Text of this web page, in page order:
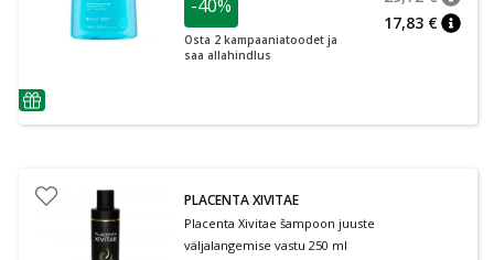
nõuanne
-40%
Osta 2 kampaaniatoodet ja
saa allahindlus
17,83 €
PLACENTA XIVITAE
Placenta Xivitae šampoon juuste
väljalangemise vastu 250 ml